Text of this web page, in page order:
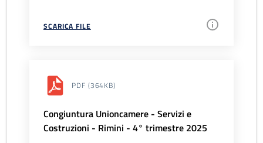
SCARICA FILE
PDF (364KB)
Congiuntura Unioncamere - Servizi e
Costruzioni - Rimini - 4° trimestre 2025